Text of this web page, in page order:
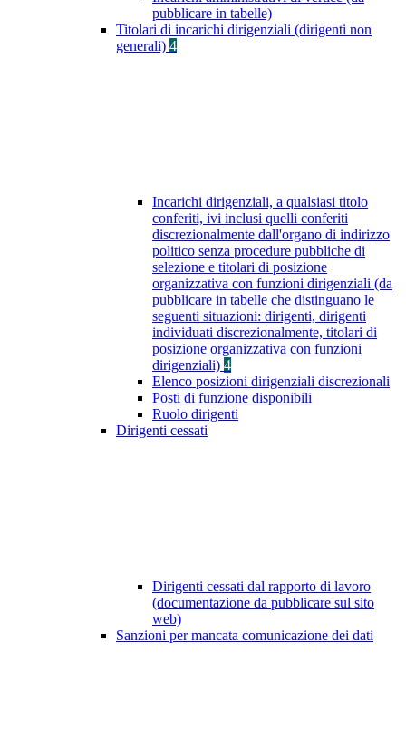
pubblicare in tabelle)
Titolari di incarichi dirigenziali (dirigenti non
generali) 4
Incarichi dirigenziali, a qualsiasi titolo
conferiti, ivi inclusi quelli conferiti
discrezionalmente dall'organo di indirizzo
politico senza procedure pubbliche di
selezione e titolari di posizione
organizzativa con funzioni dirigenziali (da
pubblicare in tabelle che distinguano le
seguenti situazioni: dirigenti, dirigenti
individuati discrezionalmente, titolari di
posizione organizzativa con funzioni
dirigenziali) 4
Elenco posizioni dirigenziali discrezionali
Posti di funzione disponibili
Ruolo dirigenti
Dirigenti cessati
Dirigenti cessati dal rapporto di lavoro
(documentazione da pubblicare sul sito
web)
Sanzioni per mancata comunicazione dei dati